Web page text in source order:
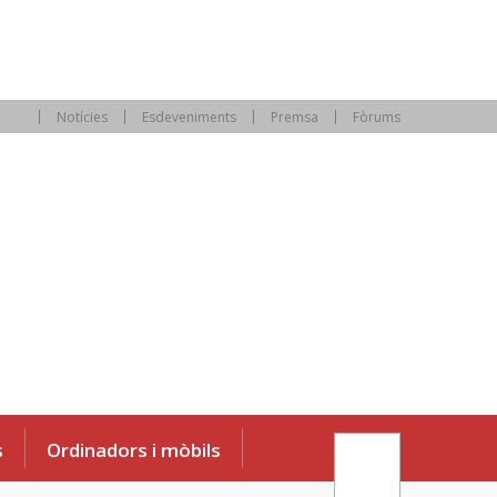
Notícies Esdeveniments Premsa Fòrums
Ordinadors i mòbils